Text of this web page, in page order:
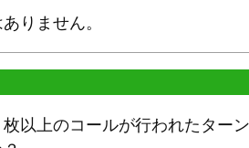
りません。
以上のコールが行われたター